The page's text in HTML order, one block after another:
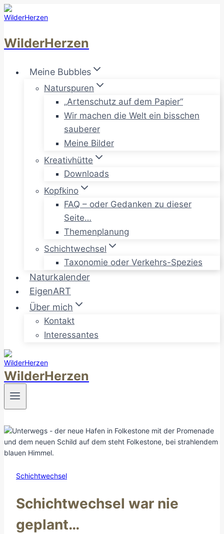
Zum
Inhalt
WilderHerzen
Meine Bubbles
Naturspuren
„Artenschutz auf dem Papier“
Wir machen die Welt ein bisschen
sauberer
Meine Bilder
Kreativhütte
Downloads
Kopfkino
FAQ – oder Gedanken zu dieser
Seite…
Themenplanung
Schichtwechsel
Taxonomie oder Verkehrs-Spezies
Naturkalender
EigenART
Über mich
Kontakt
Interessantes
WilderHerzen
Schichtwechsel
Schichtwechsel war nie
geplant…